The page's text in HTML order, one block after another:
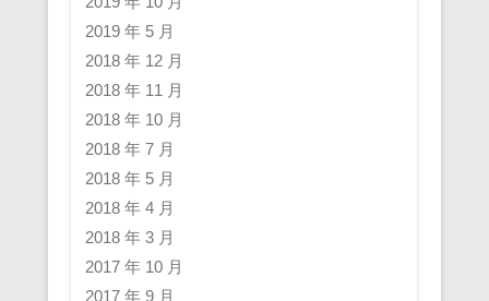
2019 年 5 月
2018 年 12 月
2018 年 11 月
2018 年 10 月
2018 年 7 月
2018 年 5 月
2018 年 4 月
2018 年 3 月
2017 年 10 月
2017 年 9 月